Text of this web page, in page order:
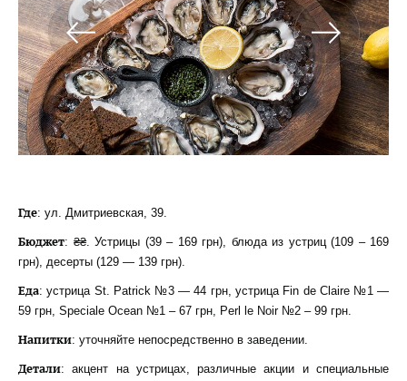
Где: ул. Дмитриевская, 39.
Бюджет: ₴₴. Устрицы (39 – 169 грн), блюда из устриц (109 – 169
грн), десерты (129 — 139 грн).
Еда: устрица St. Patrick №3 — 44 грн, устрица Fin de Claire №1 —
59 грн, Speciale Ocean №1 – 67 грн, Perl le Noir №2 – 99 грн.
Напитки: уточняйте непосредственно в заведении.
Детали: акцент на устрицах, различные акции и специальные